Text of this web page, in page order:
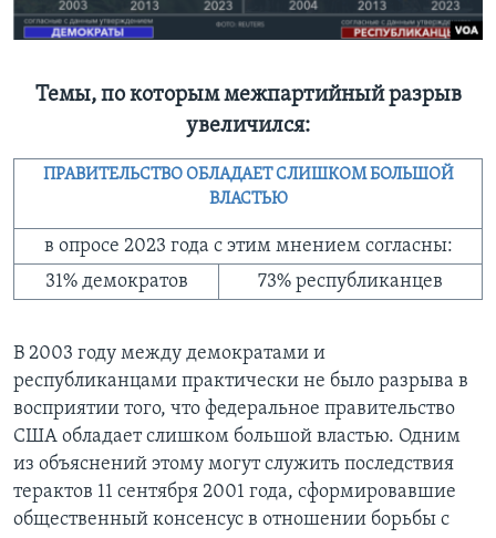
Темы, по которым межпартийный разрыв
увеличился:
ПРАВИТЕЛЬСТВО ОБЛАДАЕТ СЛИШКОМ БОЛЬШОЙ
ВЛАСТЬЮ
в опросе 2023 года с этим мнением согласны:
31% демократов
73% республиканцев
В 2003 году между демократами и
республиканцами практически не было разрыва в
восприятии того, что федеральное правительство
США обладает слишком большой властью. Одним
из объяснений этому могут служить последствия
терактов 11 сентября 2001 года, сформировавшие
общественный консенсус в отношении борьбы с